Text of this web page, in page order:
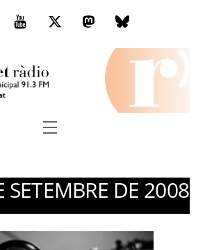
You
TwitterMastodonBluesky
Menu
SETEMBRE DE 2008